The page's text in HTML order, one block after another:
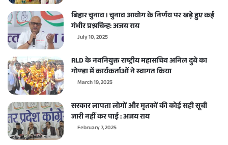
बिहार चुनाव ! चुनाव आयोग के निर्णय पर खड़े हुए कई
गंभीर प्रश्नचिन्ह: अजय राय
July 10, 2025
RLD के नवनियुक्त राष्ट्रीय महासचिव अनिल दुबे का
गोण्डा में कार्यकर्ताओं ने स्वागत किया
March 19, 2025
सरकार लापता लोगों और मृतकों की कोई सही सूची
जारी नहीं कर पाई : अजय राय
February 7, 2025